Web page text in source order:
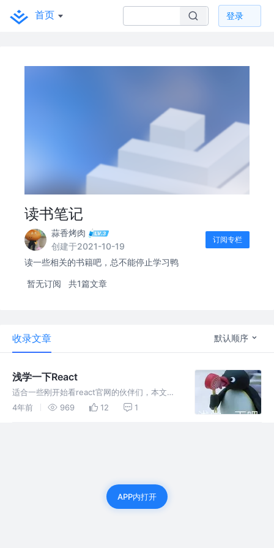
首页 登录
读书笔记
蒜香烤肉
创建于2021-10-19
订阅专栏
读一些相关的书籍吧，总不能停止学习鸭
暂无订阅 共1篇文章
收录文章 默认顺序
浅学一下React
适合一些刚开始看react官网的伙伴们，本文介
绍了Hooks Api、React Redux和React
4年前 969 12 1
APP内打开